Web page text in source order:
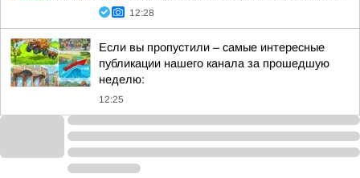
12:28
Если вы пропустили – самые интересные
публикации нашего канала за прошедшую
неделю:
12:25